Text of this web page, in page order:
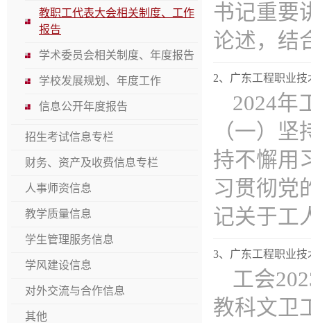
教职工代表大会相关制度、工作
报告
学术委员会相关制度、年度报告
学校发展规划、年度工作
信息公开年度报告
招生考试信息专栏
财务、资产及收费信息专栏
人事师资信息
教学质量信息
学生管理服务信息
学风建设信息
对外交流与合作信息
其他
书记重要
论述，结
2、广东工程职业技
2024年
（一）
持不懈用
习贯彻党
记关于工
3、​​广东工程职业技
工会
教科文卫